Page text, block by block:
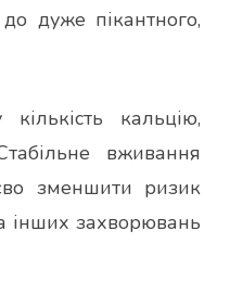
дуже пікантного,
кальцію,
вживання
зменшити ризик
інших захворювань